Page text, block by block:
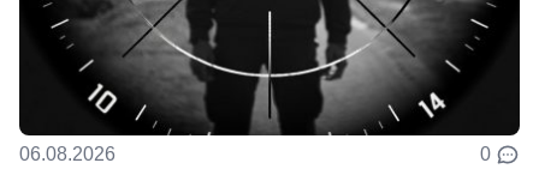
06.08.2026 0